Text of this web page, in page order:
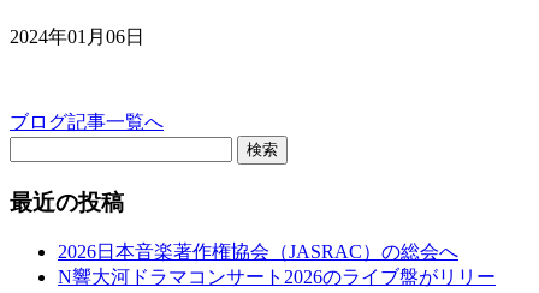
2024年01月06日
ブログ記事一覧へ
検索
最近の投稿
2026日本音楽著作権協会（JASRAC）の総会へ
N響大河ドラマコンサート2026のライブ盤がリリー